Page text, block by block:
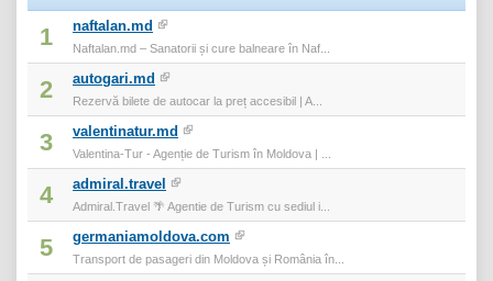
1 naftalan.md
Naftalan.md – Sanatorii și cure balneare în Naf...
2 autogari.md
Rezervă bilete de autocar la preț accesibil | A...
3 valentinatur.md
Valentina-Tur - Agenție de Turism în Moldova | ...
4 admiral.travel
Admiral.Travel 🌴 Agentie de Turism cu sediul i...
5 germaniamoldova.com
Transport de pasageri din Moldova și România în...